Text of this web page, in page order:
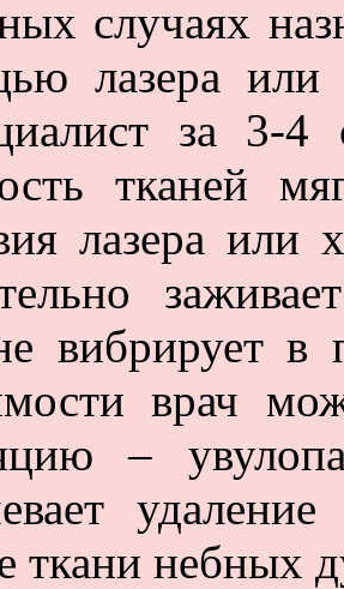
случаях
лазера или
за 3-4
тканей
лазера или
вибрирует в
врач
–
ткани небных